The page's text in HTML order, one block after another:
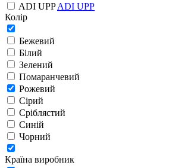
ADI UPPADI UPP
Колір
Бежевий
Білий
Зелений
Помаранчевий
Рожевий
Сірий
Сріблястий
Синій
Чорний
Країна виробник